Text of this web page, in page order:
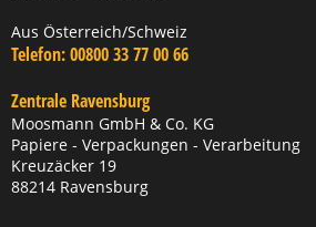
Aus Österreich/Schweiz
Telefon:00800 33 77 00 66
Zentrale Ravensburg
Moosmann GmbH & Co. KG
Papiere - Verpackungen - Verarbeitung
Kreuzäcker 19
88214 Ravensburg